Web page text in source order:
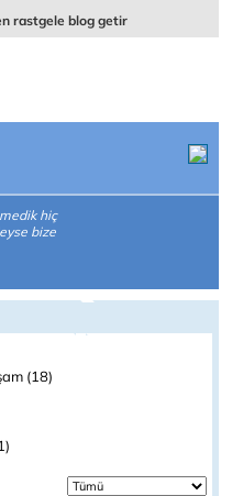
rastgele blog getir
hiç
bize
(18)